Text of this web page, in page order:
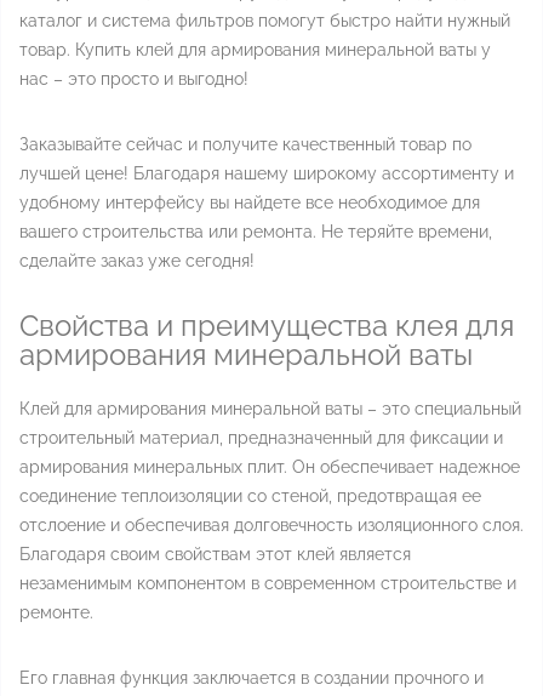
каталог и система фильтров помогут быстро найти нужный
товар. Купить клей для армирования минеральной ваты у
нас – это просто и выгодно!
Заказывайте сейчас и получите качественный товар по
лучшей цене! Благодаря нашему широкому ассортименту и
удобному интерфейсу вы найдете все необходимое для
вашего строительства или ремонта. Не теряйте времени,
сделайте заказ уже сегодня!
Свойства и преимущества клея для
армирования минеральной ваты
Клей для армирования минеральной ваты – это специальный
строительный материал, предназначенный для фиксации и
армирования минеральных плит. Он обеспечивает надежное
соединение теплоизоляции со стеной, предотвращая ее
отслоение и обеспечивая долговечность изоляционного слоя.
Благодаря своим свойствам этот клей является
незаменимым компонентом в современном строительстве и
ремонте.
Его главная функция заключается в создании прочного и